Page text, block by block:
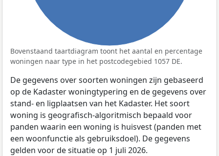
Bovenstaand taartdiagram toont het aantal en percentage
woningen naar type in het postcodegebied 1057 DE.
De gegevens over soorten woningen zijn gebaseerd
op de Kadaster woningtypering en de gegevens over
stand- en ligplaatsen van het Kadaster. Het soort
woning is geografisch-algoritmisch bepaald voor
panden waarin een woning is huisvest (panden met
een woonfunctie als gebruiksdoel). De gegevens
gelden voor de situatie op 1 juli 2026.